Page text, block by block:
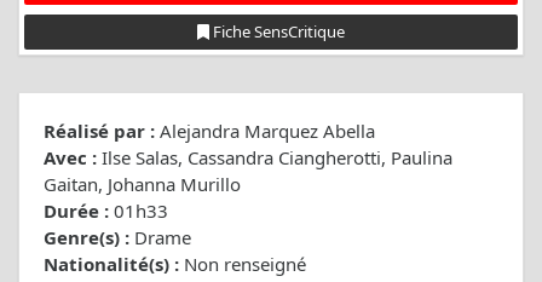
Fiche SensCritique
Réalisé par : Alejandra Marquez Abella
Avec : Ilse Salas, Cassandra Ciangherotti, Paulina
Gaitan, Johanna Murillo
Durée : 01h33
Genre(s) : Drame
Nationalité(s) : Non renseigné